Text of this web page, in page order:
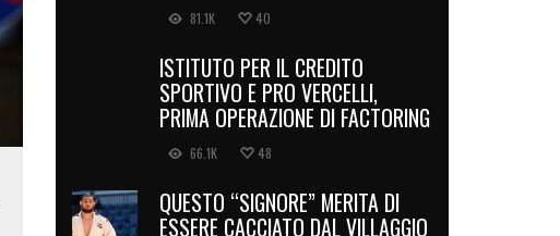
81.1K 40
ISTITUTO PER IL CREDITO
SPORTIVO E PRO VERCELLI,
PRIMA OPERAZIONE DI FACTORING
66.1K 48
QUESTO “SIGNORE” MERITA DI
ESSERE CACCIATO DAL VILLAGGIO